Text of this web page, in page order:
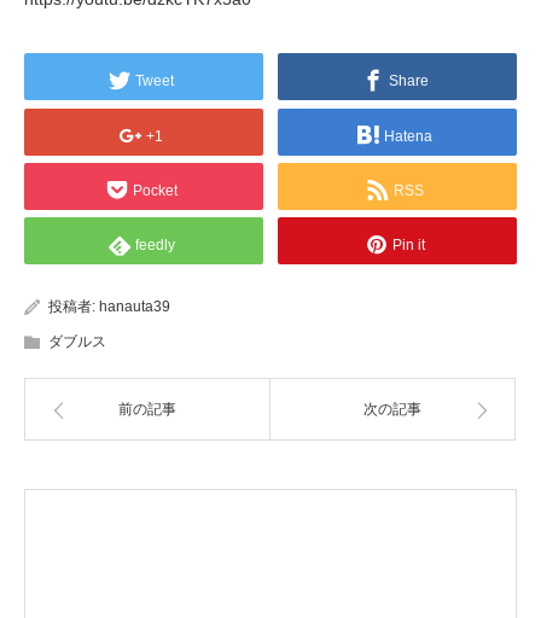
Tweet Share
+1 Hatena
Pocket RSS
feedly Pin it
投稿者: hanauta39
ダブルス
前の記事 次の記事